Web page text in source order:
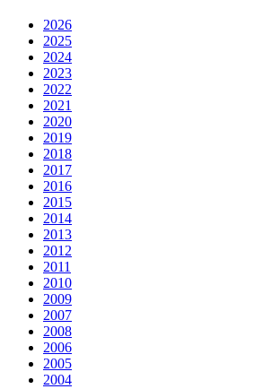
2026
2025
2024
2023
2022
2021
2020
2019
2018
2017
2016
2015
2014
2013
2012
2011
2010
2009
2007
2008
2006
2005
2004